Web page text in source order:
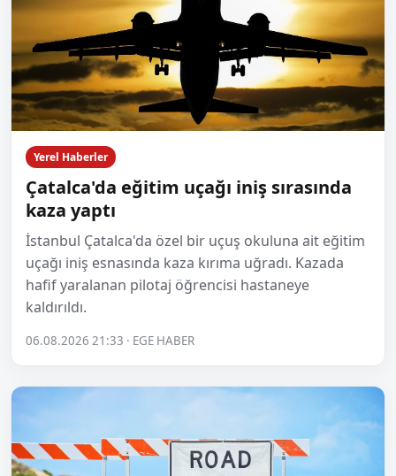
Yerel Haberler
Çatalca'da eğitim uçağı iniş sırasında
kaza yaptı
İstanbul Çatalca'da özel bir uçuş okuluna ait eğitim
uçağı iniş esnasında kaza kırıma uğradı. Kazada
hafif yaralanan pilotaj öğrencisi hastaneye
kaldırıldı.
06.08.2026 21:33 · EGE HABER